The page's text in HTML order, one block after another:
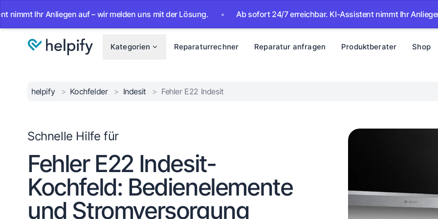
Anliegen auf – wir melden uns mit der Lösung. • Ab sofort 24/7 erreichbar. KI-Assistent nimmt Ihr Anliegen auf –
Kategorien Reparaturrechner Reparatur anfragen Produktberater Shop
helpify > Kochfelder > Indesit > Fehler E22 Indesit
Schnelle Hilfe für
Fehler E22 Indesit-
Kochfeld: Bedienelemente
und Stromversorgung